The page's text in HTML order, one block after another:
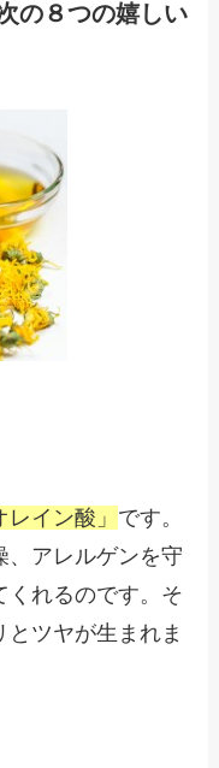
の８つの嬉しい
レイン酸」 です。
、アレルゲンを守
くれるのです。そ
ツヤが生まれま